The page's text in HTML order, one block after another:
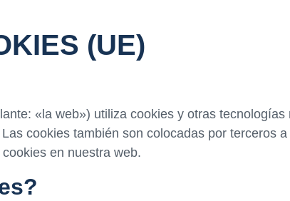
(UE)
«la web») utiliza cookies y otras
cookies también son colocadas por terceros
en nuestra web.